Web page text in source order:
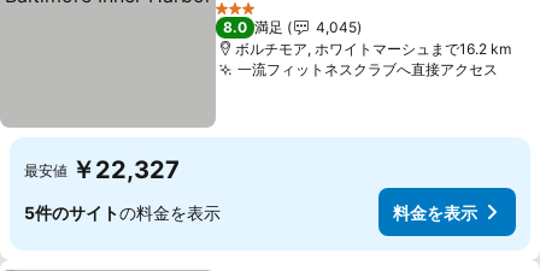
料金を表示
3 ホテルのランク
8.0 満足
4,045
ボルチモア, ホワイトマーシュまで16.2 km
一流フィットネスクラブへ直接アクセス
最安値 ￥22,327
5件のサイトの料金を表示 料金を表示